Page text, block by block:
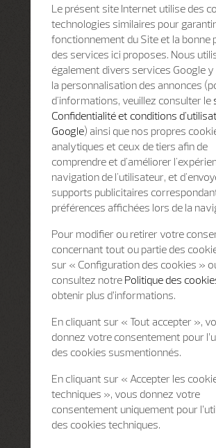
Le présent site Internet utilise des
technologies similaires pour
fonctionnement du Site et la bonne
des services ici proposes. Nous
également divers services Google
la personnalisation des annonces
d'informations, veuillez consulter le
Confidentialité et conditions
Google) ainsi que nos propres
analytiques et ceux de tiers afin de
comprendre et d'améliorer
navigation de l'utilisateur, et
supports publicitaires
préférences affichées lors de la
Pour modifier ou retirer votre
concernant tout ou partie des
sur « Configuration des cookies »
consultez notre Politique des
obtenir plus d’informations.
En cliquant sur « Tout accepter »,
donnez votre consentement pour
des cookies susmentionnés.
En cliquant sur « Accepter les
techniques », vous donnez votre
consentement uniquement pour
des cookies techniques.